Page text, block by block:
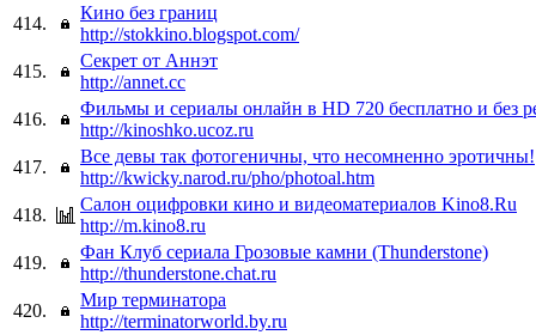
414.
Кино без границ
http://stokkino.blogspot.com/
415.
Секрет от Аннэт
http://annet.cc
416.
Фильмы и сериалы онлайн в HD 720 бесплатно и без
http://kinoshko.ucoz.ru
417.
Все девы так фотогеничны, что несомненно эротичны!
http://kwicky.narod.ru/pho/photoal.htm
418.
Салон оцифровки кино и видеоматериалов Kino8.Ru
http://m.kino8.ru
419.
Фан Клуб сериала Грозовые камни (Thunderstone)
http://thunderstone.chat.ru
420.
Мир терминатора
http://terminatorworld.by.ru